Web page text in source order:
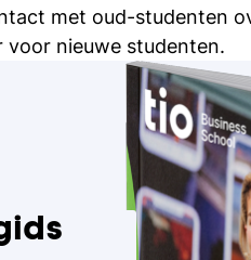
met oud-studenten
voor nieuwe studenten.